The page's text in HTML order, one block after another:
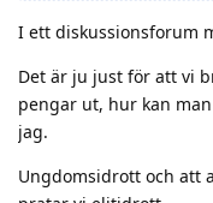
I ett diskussionsforum
Det är ju just för att vi
pengar ut, hur kan
jag.
Ungdomsidrott och att